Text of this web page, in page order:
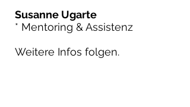
Susanne Ugarte
* Mentoring & Assistenz
Weitere Infos folgen.